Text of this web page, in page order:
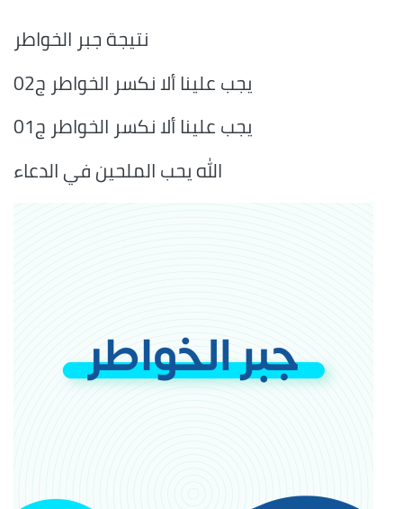
نتيجة جبر الخواطر
يجب علينا ألا نكسر الخواطر ج02
يجب علينا ألا نكسر الخواطر ج01
الله يحب الملحين في الدعاء